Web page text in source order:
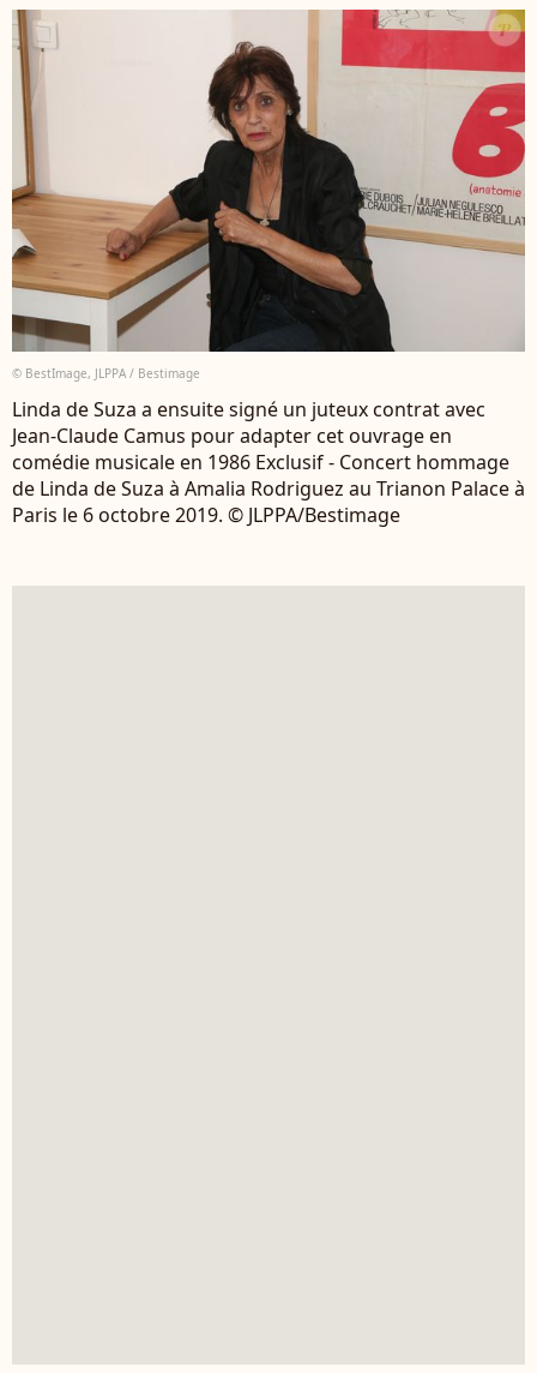
© BestImage, JLPPA / Bestimage
Linda de Suza a ensuite signé un juteux contrat avec
Jean-Claude Camus pour adapter cet ouvrage en
comédie musicale en 1986 Exclusif - Concert hommage
de Linda de Suza à Amalia Rodriguez au Trianon Palace à
Paris le 6 octobre 2019. © JLPPA/Bestimage